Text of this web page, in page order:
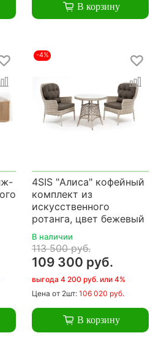
В корзину
-4%
4SIS "Алиса" кофейный
комплект из
искусственного
ротанга, цвет бежевый
В наличии
113 500 руб.
109 300 руб.
выгода 4 200 руб. или 4%
Цена от 2шт: 106 020 руб.
В корзину